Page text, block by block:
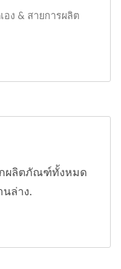
อง & สายการผลิต
ผลิตภัณฑ์ทั้งหมด
นล่าง.